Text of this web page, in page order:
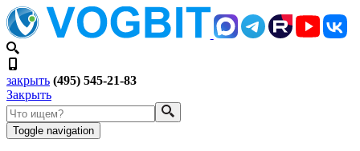
закрыть (495) 545-21-83
Закрыть
Toggle navigation